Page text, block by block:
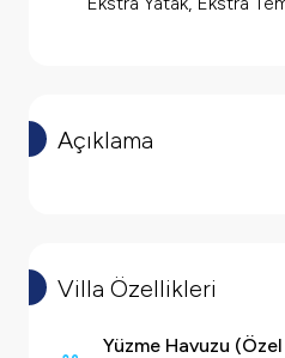
Açıklama
Villa Özellikleri
Yüzme Havuzu (